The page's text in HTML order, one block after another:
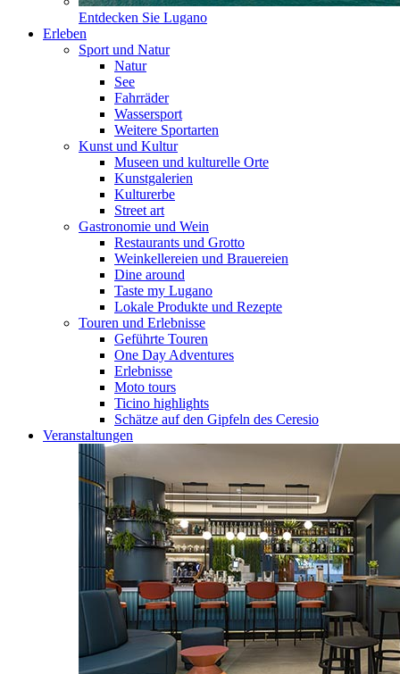
Entdecken Sie Lugano
Erleben
Sport und Natur
Natur
See
Fahrräder
Wassersport
Weitere Sportarten
Kunst und Kultur
Museen und kulturelle Orte
Kunstgalerien
Kulturerbe
Street art
Gastronomie und Wein
Restaurants und Grotto
Weinkellereien und Brauereien
Dine around
Taste my Lugano
Lokale Produkte und Rezepte
Touren und Erlebnisse
Geführte Touren
One Day Adventures
Erlebnisse
Moto tours
Ticino highlights
Schätze auf den Gipfeln des Ceresio
Veranstaltungen